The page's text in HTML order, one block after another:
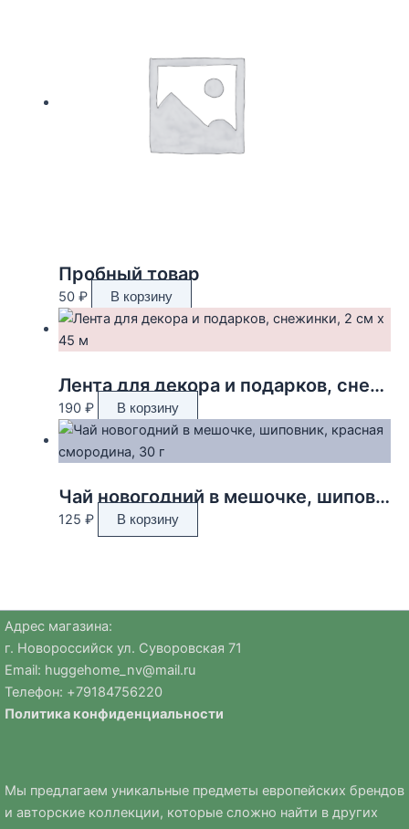
Пробный товар
50 ₽ В корзину
Лента для декора и подарков, снежинки, 2 см х 45 м
190 ₽ В корзину
Чай новогодний в мешочке, шиповник, красная смородина, 30 г
125 ₽ В корзину
Адрес магазина:
г. Новороссийск ул. Суворовская 71
Email: huggehome_nv@mail.ru
Телефон: +79184756220
Политика конфиденциальности
Мы предлагаем уникальные предметы европейских брендов
и авторские коллекции, которые сложно найти в других